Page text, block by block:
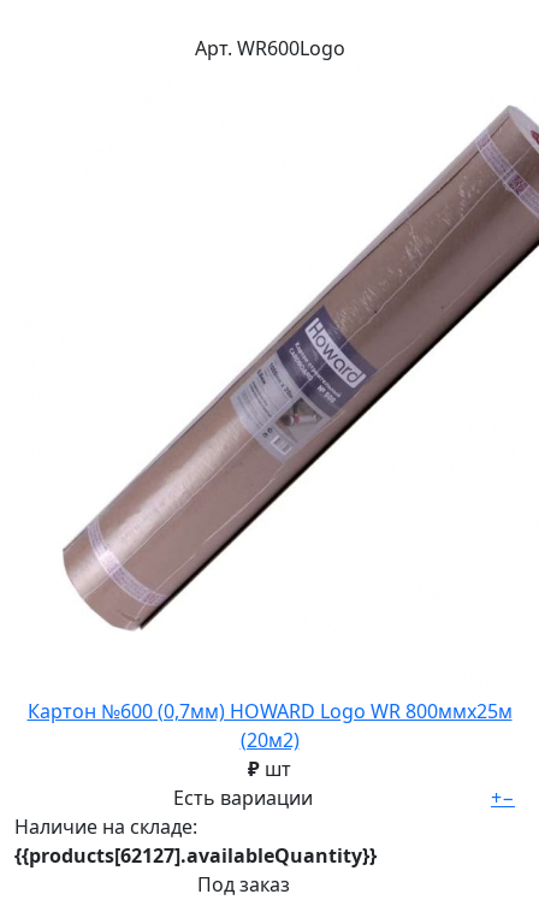
Арт. WR600Logo
Картон №600 (0,7мм) HOWARD Logo WR 800ммх25м
(20м2)
₽ шт
Есть вариации
Наличие на складе:
{{products[62127].availableQuantity}}
Под заказ
+−